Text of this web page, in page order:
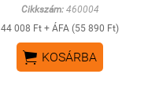
Cikkszám:460004
44 008 Ft + ÁFA (55 890 Ft)
 KOSÁRBA